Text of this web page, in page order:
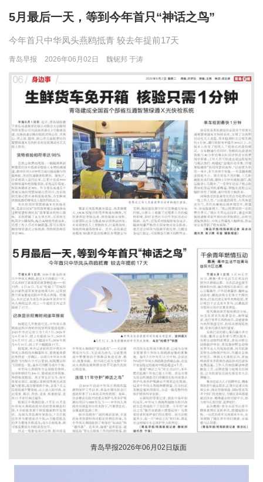
5月最后一天，等到今年首只“神话之鸟”
今年首只中华凤头燕鸥抵青 较去年提前17天
青岛早报 2026年06月02日 魏铌邦 于涛
青岛早报2026年06月02日版面